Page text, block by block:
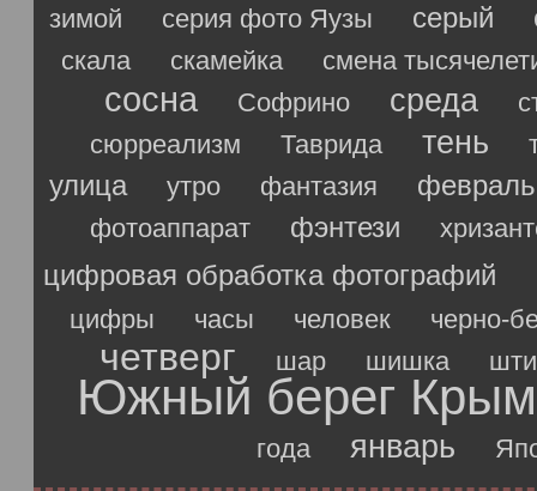
зимой серия фото Яузы серый
скала скамейка смена
сосна Софрино среда
сюрреализм
Таврида тень
улица утро фантазия февраль
фотоаппарат фэнтези
цифровая обработка фотографий
цифры часы человек черно-
четверг шар шишка
Южный берег
года январь